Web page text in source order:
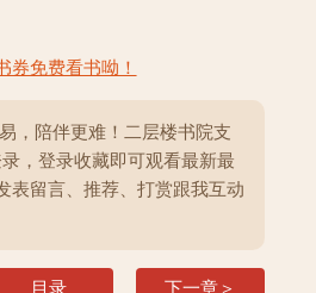
券免费看书呦！
，陪伴更难！二层楼书院支
，登录收藏即可观看最新最
表留言、推荐、打赏跟我互动
目录 下一章＞